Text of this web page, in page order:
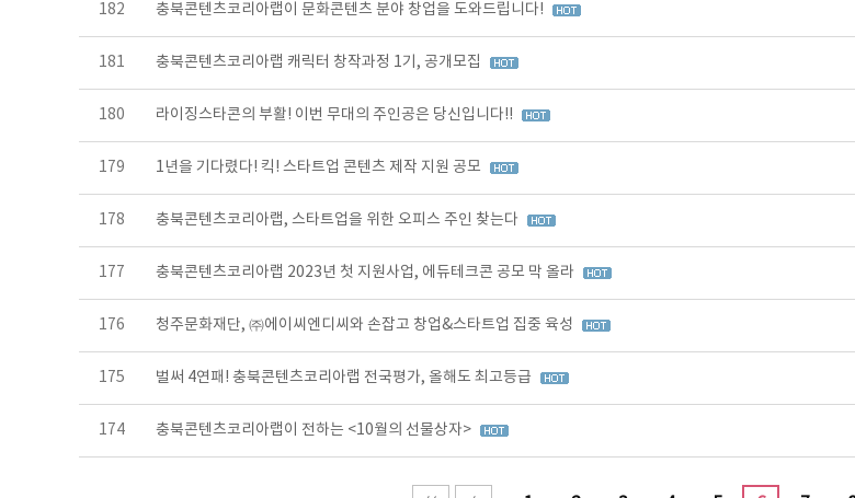
182 충북콘텐츠코리아랩이 문화콘텐츠 분야 창업을 도와드립니다!
181 충북콘텐츠코리아랩 캐릭터 창작과정 1기, 공개모집
180 라이징스타콘의 부활! 이번 무대의 주인공은 당신입니다!!
179 1년을 기다렸다! 킥! 스타트업 콘텐츠 제작 지원 공모
178 충북콘텐츠코리아랩, 스타트업을 위한 오피스 주인 찾는다
177 충북콘텐츠코리아랩 2023년 첫 지원사업, 에듀테크콘 공모 막 올라
176 청주문화재단, ㈜에이씨엔디씨와 손잡고 창업&스타트업 집중 육성
175 벌써 4연패! 충북콘텐츠코리아랩 전국평가, 올해도 최고등급
174 충북콘텐츠코리아랩이 전하는 <10월의 선물상자>